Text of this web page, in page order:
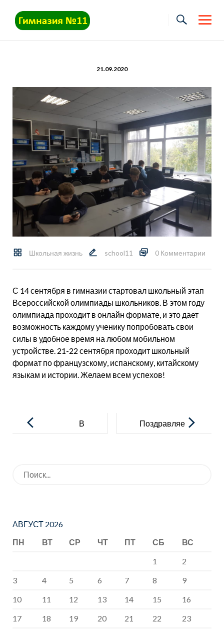
content
21.09.2020
Школьная жизнь school11 0 Комментарии
С 14 сентября в гимназии стартовал школьный этап
Всероссийской олимпиады школьников. В этом году
олимпиада проходит в онлайн формате, и это дает
возможность каждому ученику попробовать свои
силы в удобное время на любом мобильном
устройстве. 21-22 сентября проходит школьный
формат по французскому, испанскому, китайскому
языкам и истории. Желаем всем успехов!
записям
В
сотрудники
проводят
общественн
ости
Поздравляе
Искать:
АВГУСТ 2026
ПН
ВТ СР ЧТ ПТ СБ
ВС
1
2
3
4 5 6 7 8
9
10
11 12 13 14 15
16
17
18 19 20 21 22
23